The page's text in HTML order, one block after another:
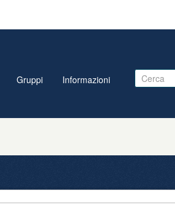
Gruppi Informazioni